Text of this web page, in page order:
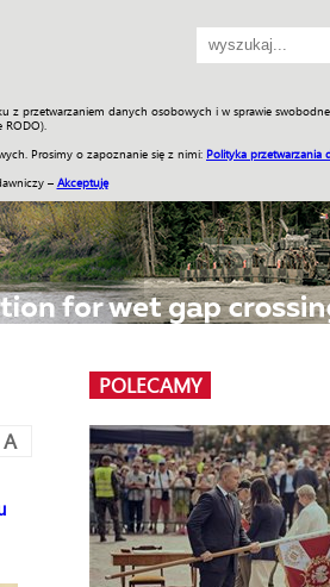
z przetwarzaniem danych osobowych i w sprawie
Prosimy o zapoznanie się z nimi: Polityka przetwarzania
– Akceptuję
SKLEP Jednodniówki
A
POLECAMY